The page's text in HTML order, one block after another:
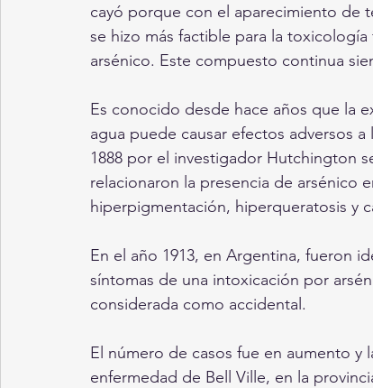
cayó porque con el aparecimiento de
se hizo más factible para la
arsénico. Este compuesto continua
Es conocido desde hace años que la
agua puede causar efectos adversos
1888 por el investigador Hutchington
relacionaron la presencia de arsénico
hiperpigmentación, hiperqueratosis y
En el año 1913, en Argentina, fueron
síntomas de una intoxicación por
considerada como accidental.
El número de casos fue en aumento
enfermedad de Bell Ville, en la